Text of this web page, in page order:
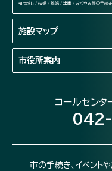
引っ越し / 結婚 / 離婚 / 出産 / おくやみ等の手続き
施設マップ
市役所案内
コールセンタ
市の手続き、イベント